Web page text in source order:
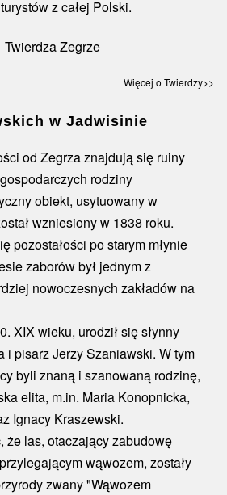
z całej Polski.
Więcej o Twierdzy>>
w Jadwisinie
od Zegrza znajdują się ruiny
rodziny
obiekt, usytuowany w
wzniesiony w 1838 roku.
pozostałości po starym młynie
zaborów był jednym z
nowoczesnych zakładów na
XIX wieku, urodził się słynny
i pisarz Jerzy Szaniawski. W tym
byli znaną i szanowaną rodzinę,
elita, m.in. Maria Konopnicka,
Ignacy Kraszewski.
że las, otaczający zabudowę
wąwozem, zostały
zwany "Wąwozem